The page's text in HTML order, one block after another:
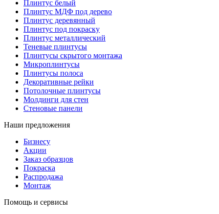
Плинтус белый
Плинтус МДФ под дерево
Плинтус деревянный
Плинтус под покраску
Плинтус металлический
Теневые плинтусы
Плинтусы скрытого монтажа
Микроплинтусы
Плинтусы полоса
Декоративные рейки
Потолочные плинтусы
Молдинги для стен
Стеновые панели
Наши предложения
Бизнесу
Акции
Заказ образцов
Покраска
Распродажа
Монтаж
Помощь и сервисы